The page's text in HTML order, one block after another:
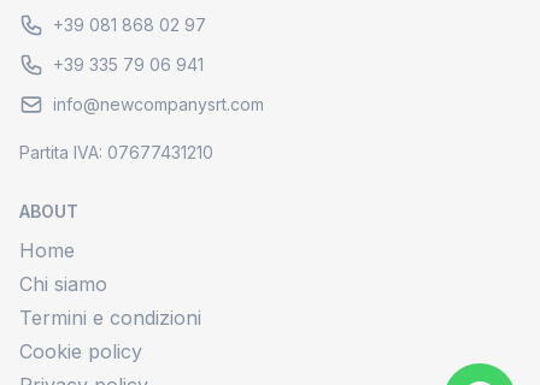
ABOUT
Home
Chi siamo
Termini e condizioni
Cookie policy
+39 081 868 02 97
+39 335 79 06 941
info@newcompanysrt.com
Partita IVA: 07677431210